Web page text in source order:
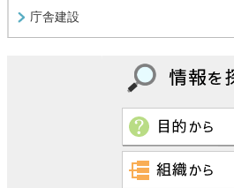
庁舎建設